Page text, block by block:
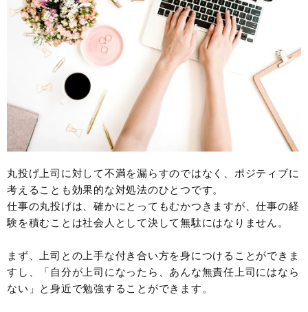
丸投げ上司に対して不満を漏らすのではなく、ポジティブに
考えることも効果的な対処法のひとつです。
仕事の丸投げは、確かにとってもむかつきますが、仕事の経
験を積むことは社会人として決して無駄にはなりません。
まず、上司との上手な付き合い方を身につけることができま
すし、「自分が上司になったら、あんな無責任上司にはなら
ない」と身近で勉強することができます。